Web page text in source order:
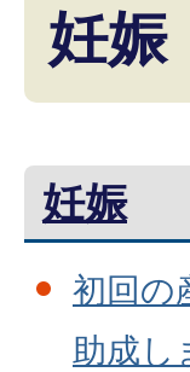
妊娠
妊娠
初回の
助成し